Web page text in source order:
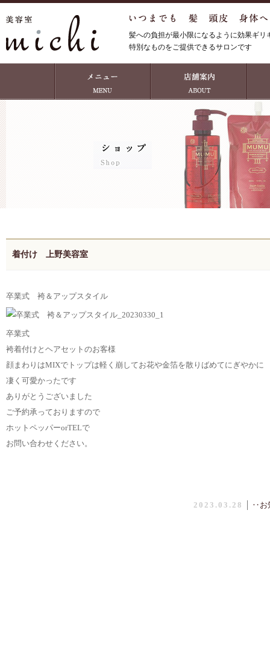
髪への負担が最小限になるように効果ギ
特別なものをご提供できるサロンです
着付け 上野美容室
卒業式 袴＆アップスタイル
卒業式
袴着付けとヘアセットのお客様
顔まわりはMIXでトップは軽く崩してお花や金箔を散りばめてにぎやかに
凄く可愛かったです
ありがとうございました
ご予約承っておりますので
ホットペッパーorTELで
お問い合わせください。
2023.03.28 ‥お